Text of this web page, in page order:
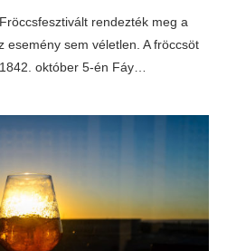
rendezték meg a
esemény sem véletlen. A fröccsöt
október 5-én Fáy…